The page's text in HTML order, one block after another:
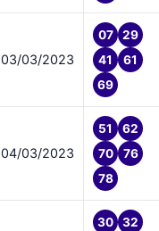
03/03/2023
07
29
41
61
69
04/03/2023
51
62
70
76
78
30
32